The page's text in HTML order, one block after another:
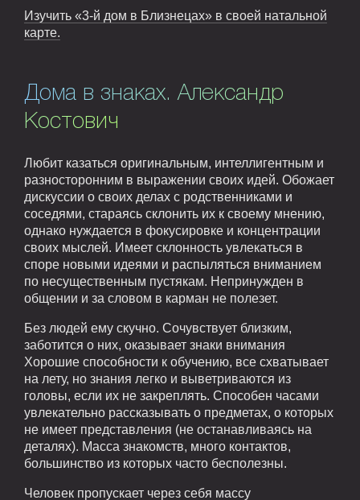
Изучить «3-й дом в Близнецах» в своей натальной
карте.
Дома в знаках. Александр
Костович
Любит казаться оригинальным, интеллигентным и
разносторонним в выражении своих идей. Обожает
дискуссии о своих делах с родственниками и
соседями, стараясь склонить их к своему мнению,
однако нуждается в фокусировке и концентрации
своих мыслей. Имеет склонность увлекаться в
споре новыми идеями и распыляться вниманием
по несущественным пустякам. Непринужден в
общении и за словом в карман не полезет.
Без людей ему скучно. Сочувствует близким,
заботится о них, оказывает знаки внимания
Хорошие способности к обучению, все схватывает
на лету, но знания легко и выветриваются из
головы, если их не закреплять. Способен часами
увлекательно рассказывать о предметах, о которых
не имеет представления (не останавливаясь на
деталях). Масса знакомств, много контактов,
большинство из которых часто бесполезны.
Человек пропускает через себя массу